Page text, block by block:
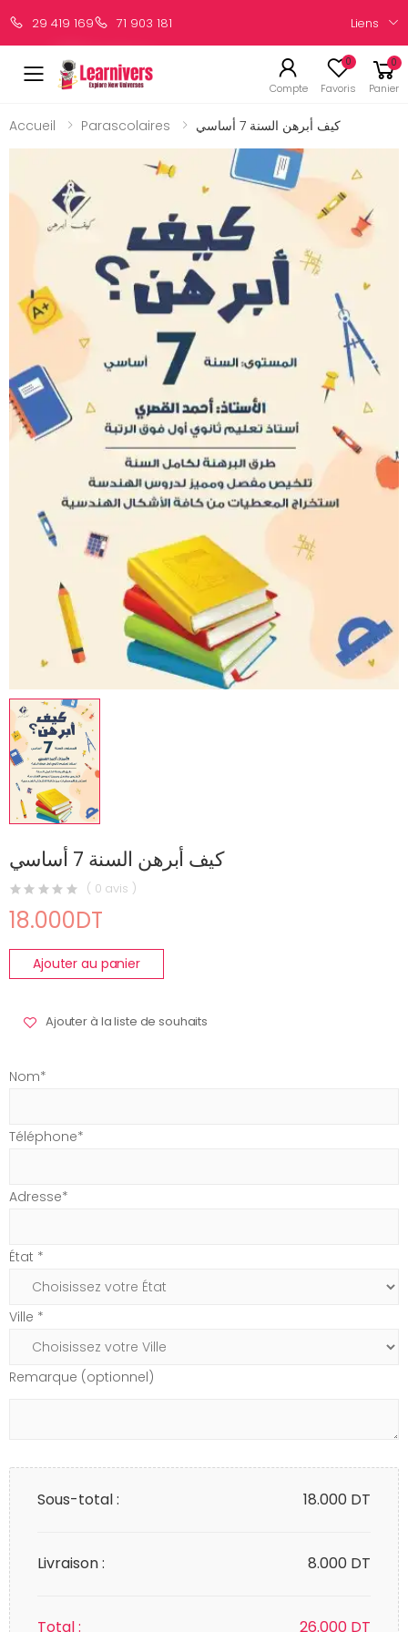
29 419 169 71 903 181 Liens
Compte
0
Favoris
0
Panier
Accueil Parascolaires كيف أبرهن السنة 7 أساسي
كيف أبرهن السنة 7 أساسي
( 0 avis )
18.000DT
Ajouter au panier
Ajouter à la liste de souhaits
Nom*
Téléphone*
Adresse*
État *
Ville *
Remarque (optionnel)
Sous-total : 18.000 DT
Livraison : 8.000 DT
Total : 26.000 DT